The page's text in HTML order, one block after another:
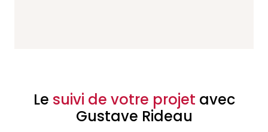
Le suivi de votre projet avec
Gustave Rideau